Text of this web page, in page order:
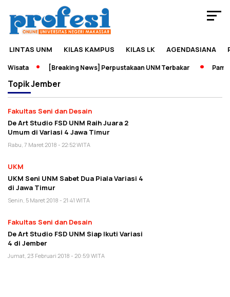
LINTAS UNM KILAS KAMPUS KILAS LK AGENDASIANA
Wisata [Breaking News] Perpustakaan UNM Terbakar
TopikJember
Fakultas Seni dan Desain
De Art Studio FSD UNM Raih Juara 2
Umum di Variasi 4 Jawa Timur
Rabu, 7 Maret 2018 - 22:52 WITA
UKM
UKM Seni UNM Sabet Dua Piala Variasi 4
di Jawa Timur
Senin, 5 Maret 2018 - 21:41 WITA
Fakultas Seni dan Desain
De Art Studio FSD UNM Siap Ikuti Variasi
4 di Jember
Jumat, 23 Februari 2018 - 20:59 WITA